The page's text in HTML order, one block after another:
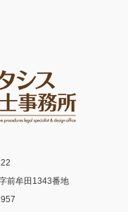
前牟田1343番地